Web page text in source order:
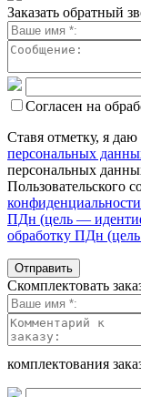
Заказать обратный
Согласен на
Ставя отметку, я даю
персональных
персональных
Пользовательского
конфиденциальности
ПДн (цель —
обработку ПДн
Скомплектовать
комплектования